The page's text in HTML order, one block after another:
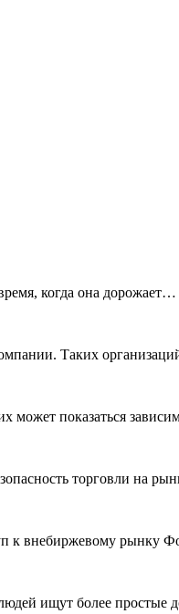
время, когда она
Таких
может показаться
торговли на
к внебиржевому рынку
ищут более простые